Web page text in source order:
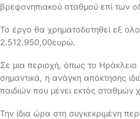
βρεφονηπιακού σταθμού επί των
Το έργο θα χρηματοδοτηθεί εξ
2.512.950,00ευρώ.
Σε μια περιοχή, όπως το Ηράκλειο
σημαντικά, η ανάγκη απόκτησης
παιδιών που μένει εκτός σταθμών
Την ίδια ώρα στη συγκεκριμένη